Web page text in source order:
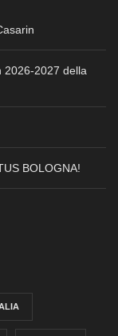
2026-2027 della
BOLOGNA!